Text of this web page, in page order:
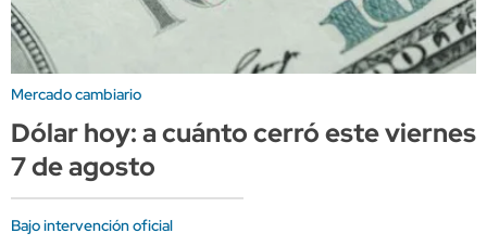
Mercado cambiario
Dólar hoy: a cuánto cerró este viernes
7 de agosto
Bajo intervención oficial